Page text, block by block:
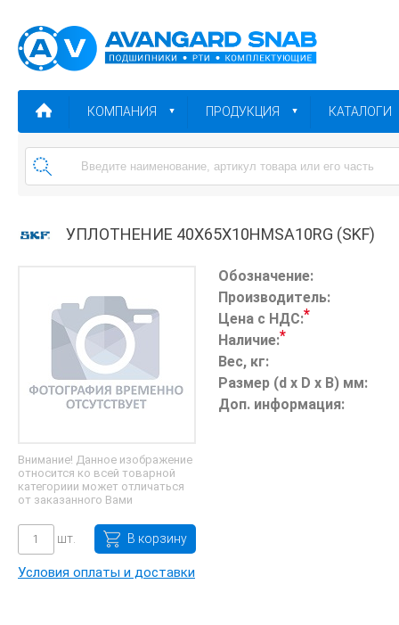
КОМПАНИЯ ПРОДУКЦИЯ КАТАЛОГИ
УПЛОТНЕНИЕ 40X65X10HMSA10RG (SKF)
Внимание! Данное изображение
относится ко всей товарной
категориии может отличаться
от заказанного Вами
шт. В корзину
Условия оплаты и доставки
Обозначение:
Производитель:
Цена с НДС:*
Наличие:*
Вес, кг:
Размер (d x D x B) мм:
Доп. информация: